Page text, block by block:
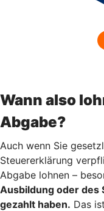
Wann also
Abgabe?
Auch wenn Sie
Steuererklärung
Abgabe lohnen –
Ausbildung oder des
gezahlt haben. Das